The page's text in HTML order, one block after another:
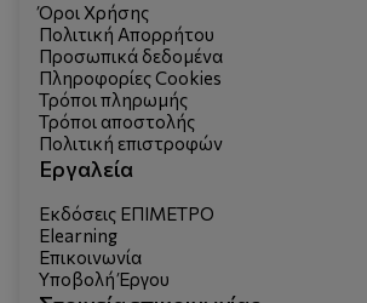
Όροι Χρήσης
Πολιτική Απορρήτου
Προσωπικά δεδομένα
Πληροφορίες Cookies
Τρόποι πληρωμής
Τρόποι αποστολής
Πολιτική επιστροφών
Εργαλεία
Εκδόσεις ΕΠΙΜΕΤΡΟ
Elearning
Επικοινωνία
Υποβολή Έργου